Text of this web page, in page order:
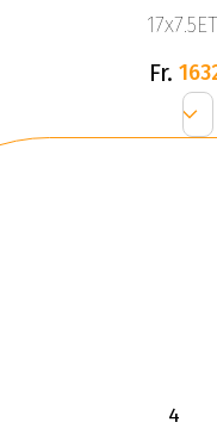
Fr.